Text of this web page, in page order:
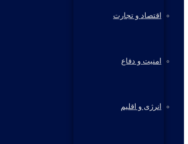
اقتصاد و تجارت
امنیت و دفاع
انرژی و اقلیم